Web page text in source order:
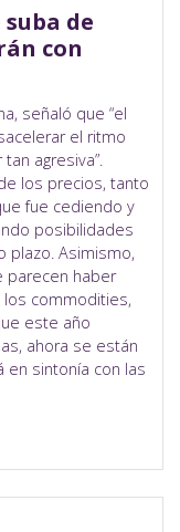
de
con
señaló que “el
el ritmo
agresiva”.
los precios, tanto
fue cediendo y
posibilidades
plazo. Asimismo,
parecen haber
los commodities,
este año
ahora se están
en sintonía con las